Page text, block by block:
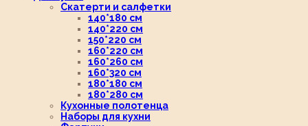
Скатерти и салфетки
140*180 см
140*220 см
150*220 см
160*220 см
160*260 см
160*320 см
180*180 см
180*280 см
Кухонные полотенца
Наборы для кухни